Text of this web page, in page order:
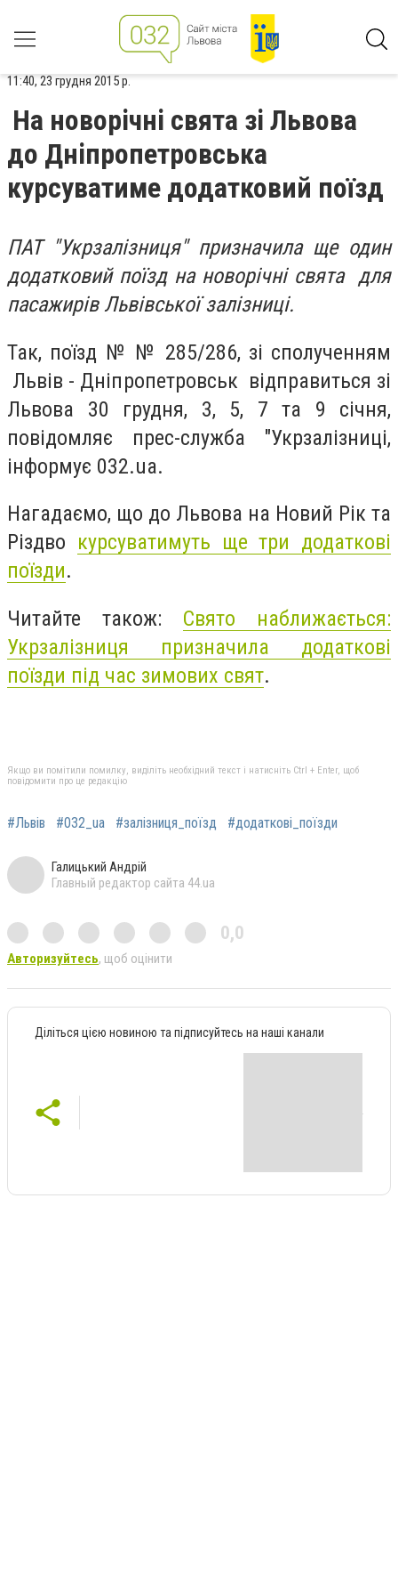
11:40, 23 грудня 2015 р.
На новорічні свята зі Львова
до Дніпропетровська
курсуватиме додатковий поїзд
ПАТ "Укрзалізниця" призначила ще один
додатковий поїзд на новорічні свята для
пасажирів Львівської залізниці.
Так, поїзд № № 285/286, зі сполученням
Львів - Дніпропетровськ відправиться зі
Львова 30 грудня, 3, 5, 7 та 9 січня,
повідомляє прес-служба "Укрзалізниці,
інформує 032.ua.
Нагадаємо, що до Львова на Новий Рік та
Різдво курсуватимуть ще три додаткові
поїзди.
Читайте також: Свято наближається:
Укрзалізниця призначила додаткові
поїзди під час зимових свят.
Якщо ви помітили помилку, виділіть необхідний текст і натисніть Ctrl + Enter, щоб
повідомити про це редакцію
#Львів #032_ua #залізниця_поїзд #додаткові_поїзди
Галицький Андрій
Главный редактор сайта 44.ua
0,0
Авторизуйтесь, щоб оцінити
Діліться цією новиною та підписуйтесь на наші канали